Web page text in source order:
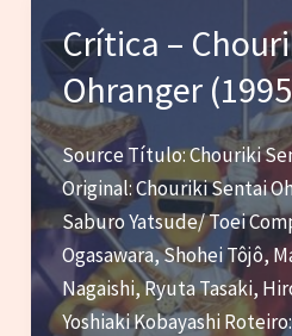
que
a
comida
de
anime
é
tão
irresistível?
Crítica –
Ohranger
Source Título: Chouriki
Original: Chouriki Sentai
Saburo Yatsude/ Toei
Ogasawara, Shohei Tôjô,
Nagaishi, Ryuta Tasaki,
Yoshiaki Kobayashi